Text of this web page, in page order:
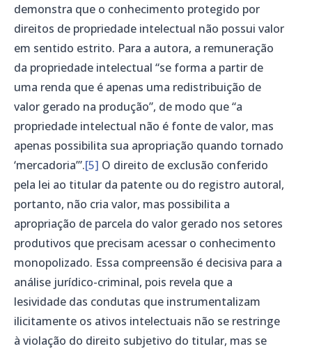
demonstra que o conhecimento protegido por
direitos de propriedade intelectual não possui valor
em sentido estrito. Para a autora, a remuneração
da propriedade intelectual “se forma a partir de
uma renda que é apenas uma redistribuição de
valor gerado na produção”, de modo que “a
propriedade intelectual não é fonte de valor, mas
apenas possibilita sua apropriação quando tornado
‘mercadoria’”.[5] O direito de exclusão conferido
pela lei ao titular da patente ou do registro autoral,
portanto, não cria valor, mas possibilita a
apropriação de parcela do valor gerado nos setores
produtivos que precisam acessar o conhecimento
monopolizado. Essa compreensão é decisiva para a
análise jurídico-criminal, pois revela que a
lesividade das condutas que instrumentalizam
ilicitamente os ativos intelectuais não se restringe
à violação do direito subjetivo do titular, mas se